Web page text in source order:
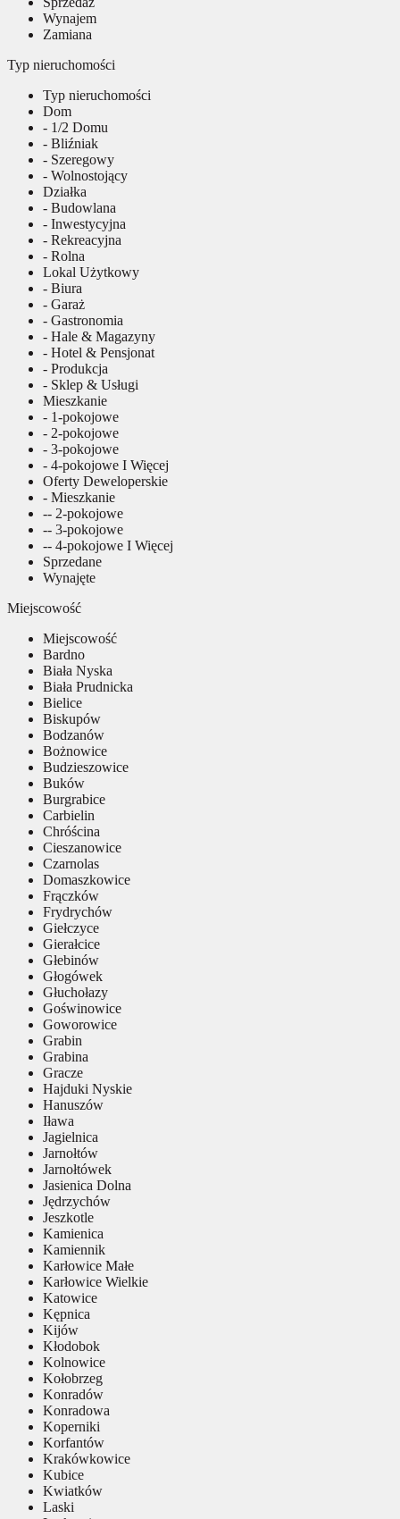
Wynajem
Zamiana
Typ nieruchomości
Typ nieruchomości
Dom
- 1/2 Domu
- Bliźniak
- Szeregowy
- Wolnostojący
Działka
- Budowlana
- Inwestycyjna
- Rekreacyjna
- Rolna
Lokal Użytkowy
- Biura
- Garaż
- Gastronomia
- Hale & Magazyny
- Hotel & Pensjonat
- Produkcja
- Sklep & Usługi
Mieszkanie
- 1-pokojowe
- 2-pokojowe
- 3-pokojowe
- 4-pokojowe I Więcej
Oferty Deweloperskie
- Mieszkanie
-- 2-pokojowe
-- 3-pokojowe
-- 4-pokojowe I Więcej
Sprzedane
Wynajęte
Miejscowość
Miejscowość
Bardno
Biała Nyska
Biała Prudnicka
Bielice
Biskupów
Bodzanów
Bożnowice
Budzieszowice
Buków
Burgrabice
Carbielin
Chróścina
Cieszanowice
Czarnolas
Domaszkowice
Frączków
Frydrychów
Giełczyce
Gierałcice
Głebinów
Głogówek
Głuchołazy
Goświnowice
Goworowice
Grabin
Grabina
Gracze
Hajduki Nyskie
Hanuszów
Iława
Jagielnica
Jarnołtów
Jarnołtówek
Jasienica Dolna
Jędrzychów
Jeszkotle
Kamienica
Kamiennik
Karłowice Małe
Karłowice Wielkie
Katowice
Kępnica
Kijów
Kłodobok
Kolnowice
Kołobrzeg
Konradów
Konradowa
Koperniki
Korfantów
Krakówkowice
Kubice
Kwiatków
Laski